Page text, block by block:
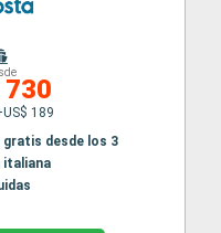
730
189
gratis desde los 3
italiana